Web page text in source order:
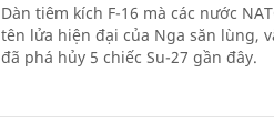
Dàn tiêm kích F-16 mà các nước
tên lửa hiện đại của Nga săn lùng,
đã phá hủy 5 chiếc Su-27 gần đây.